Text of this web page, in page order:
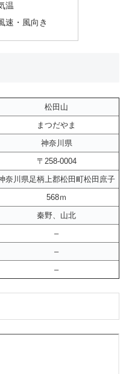
温
速・風向き
松田山
まつだやま
神奈川県
〒258-0004
奈川県足柄上郡松田町松田庶子
568ｍ
秦野、山北
–
–
–